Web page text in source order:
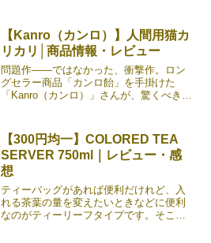
んですが、コーティングとスポンジの間
にあんずジャムが薄く塗ら《続きを読
む》
【Kanro（カンロ）】人間用猫カ
リカリ│商品情報・レビュー
問題作――ではなかった、衝撃作。ロン
グセラー商品「カンロ飴」を手掛けた
「Kanro（カンロ）」さんが、驚くべき新
間用猫カリカリ」。パッケージには「ニ
ャンだかキニナ《続きを読む》
【300円均一】COLORED TEA
SERVER 750ml｜レビュー・感
想
ティーバッグがあれば便利だけれど、入
れる茶葉の量を変えたいときなどに便利
なのがティーリーフタイプです。そこで